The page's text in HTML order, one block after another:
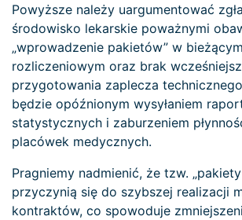
Powyższe należy uargumentować
środowisko lekarskie poważnymi
„wprowadzenie pakietów” w
rozliczeniowym oraz brak
przygotowania zaplecza
będzie opóźnionym wysyłaniem
statystycznych i zaburzeniem
placówek medycznych.
Pragniemy nadmienić, że tzw.
przyczynią się do szybszej realizacji
kontraktów, co spowoduje